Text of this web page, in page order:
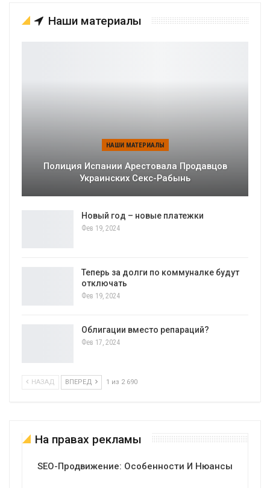
Наши материалы
НАШИ МАТЕРИАЛЫ
Полиция Испании Арестовала Продавцов
Украинских Секс-Рабынь
Новый год – новые платежки
Фев 19, 2024
Теперь за долги по коммуналке будут
отключать
Фев 19, 2024
Облигации вместо репараций?
Фев 17, 2024
НАЗАД ВПЕРЕД 1 из 2 690
На правах рекламы
SEO-Продвижение: Особенности И Нюансы